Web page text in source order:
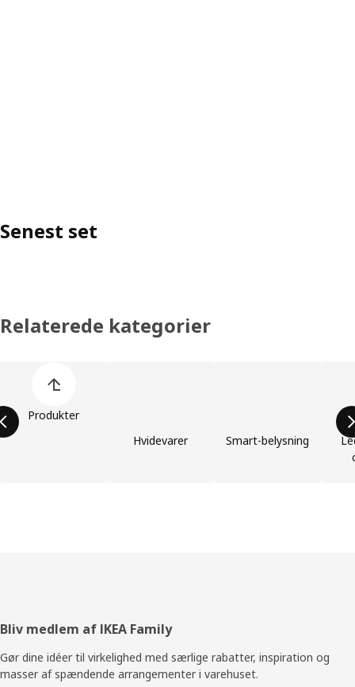
Senest set
Relaterede kategorier
Produkter
Hvidevarer
Smart-belysning
Footer
Bliv medlem af IKEA Family
Gør dine idéer til virkelighed med særlige rabatter, inspiration og
masser af spændende arrangementer i varehuset.